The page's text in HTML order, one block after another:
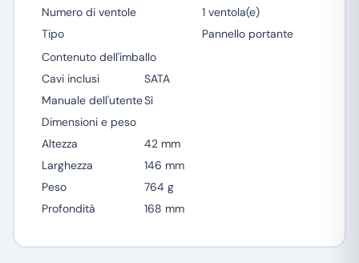
Numero di ventole
1 ventola(e)
Tipo
Pannello portante
Contenuto dell'imballo
Cavi inclusi
SATA
Manuale dell'utenteSì
Dimensioni e peso
Altezza
42 mm
Larghezza
146 mm
Peso
764 g
Profondità
168 mm